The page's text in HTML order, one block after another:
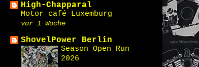
High-Chapparal
Motor café Luxemburg
vor 1 Woche
ShovelPower Berlin
Season Open Run
2026